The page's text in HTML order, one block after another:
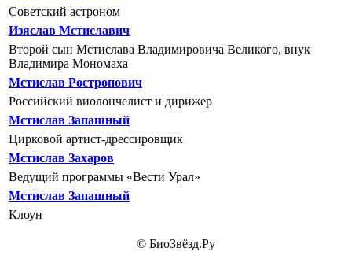
Советский астроном
Изяслав Мстиславич
Второй сын Мстислава Владимировича Великого, внук
Владимира Мономаха
Мстислав Ростропович
Российский виолончелист и дирижер
Мстислав Запашный
Цирковой артист-дрессировщик
Мстислав Захаров
Ведущий программы «Вести Урал»
Мстислав Запашный
Клоун
© БиоЗвёзд.Ру